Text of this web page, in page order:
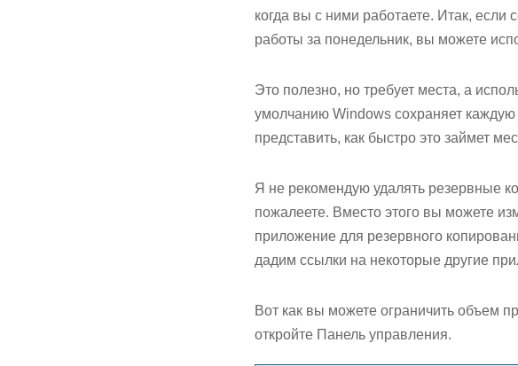
когда вы с ними работаете. Итак, если
работы за понедельник, вы можете
Это полезно, но требует места, а
умолчанию Windows сохраняет
представить, как быстро это займет
Я не рекомендую удалять резервные
пожалеете. Вместо этого вы можете
приложение для резервного
дадим ссылки на некоторые другие
Вот как вы можете ограничить объем
откройте Панель управления.